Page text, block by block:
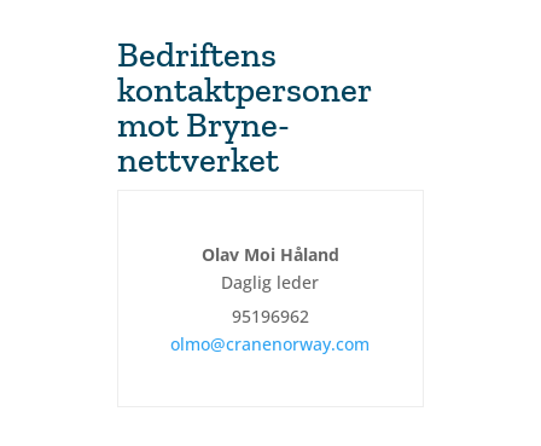
Bedriftens
kontaktpersoner
mot Bryne-
nettverket
Olav Moi Håland
Daglig leder
95196962
olmo@cranenorway.com